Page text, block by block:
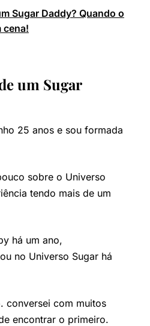
Sugar Daddy? Quando o
cena!
um Sugar
25 anos e sou formada
sobre o Universo
tendo mais de um
há um ano,
no Universo Sugar há
conversei com muitos
encontrar o primeiro.